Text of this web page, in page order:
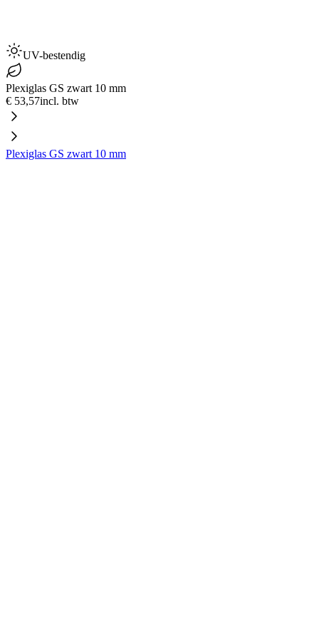
UV-bestendig
Plexiglas GS zwart 10 mm
€ 53,57incl. btw
Plexiglas GS zwart 10 mm